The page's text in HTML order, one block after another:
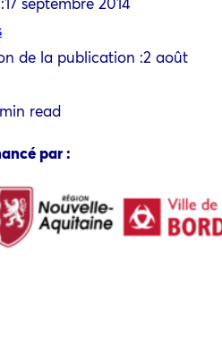
de la publication :2 août
read
par :